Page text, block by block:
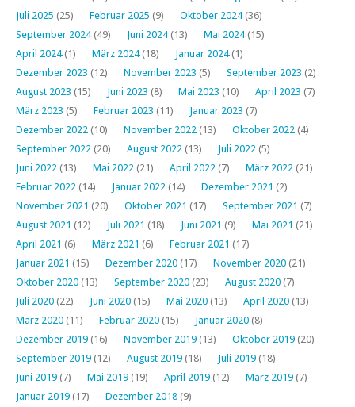
Juli 2025 (25) Februar 2025 (9) Oktober 2024(36)
September 2024(49) Juni 2024(13) Mai 2024(15)
April 2024(1) März 2024(18) Januar 2024(1)
Dezember 2023 (12) November 2023 (5) September 2023 (2)
August 2023 (15) Juni 2023 (8) Mai 2023 (10) April 2023 (7)
März 2023 (5) Februar 2023 (11) Januar 2023 (7)
Dezember 2022 (10) November 2022 (13) Oktober 2022 (4)
September 2022 (20) August 2022 (13) Juli 2022 (5)
Juni 2022 (13) Mai 2022 (21) April 2022 (7) März 2022 (21)
Februar 2022 (14) Januar 2022 (14) Dezember 2021 (2)
November 2021 (20) Oktober 2021 (17) September 2021 (7)
August 2021 (12) Juli 2021 (18) Juni 2021 (9) Mai 2021 (21)
April 2021 (6) März 2021 (6) Februar 2021 (17)
Januar 2021 (15) Dezember 2020 (17) November 2020 (21)
Oktober 2020 (13) September 2020 (23) August 2020 (7)
Juli 2020 (22) Juni 2020 (15) Mai 2020 (13) April 2020 (13)
März 2020 (11) Februar 2020 (15) Januar 2020 (8)
Dezember 2019 (16) November 2019 (13) Oktober 2019 (20)
September 2019 (12) August 2019 (18) Juli 2019 (18)
Juni 2019 (7) Mai 2019 (19) April 2019 (12) März 2019 (7)
Januar 2019 (17) Dezember 2018 (9)